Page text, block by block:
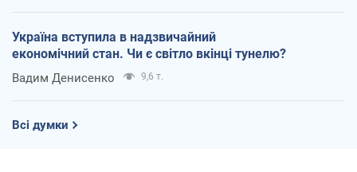
Україна вступила в надзвичайний
економічний стан. Чи є світло вкінці тунелю?
Вадим Денисенко 9,6 т.
Всі думки